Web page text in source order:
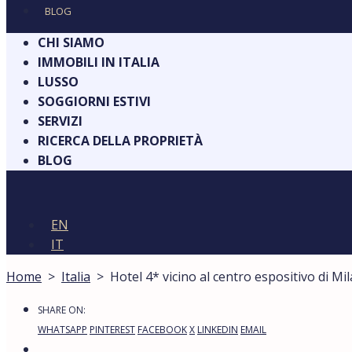
BLOG
CHI SIAMO
IMMOBILI IN ITALIA
LUSSO
SOGGIORNI ESTIVI
SERVIZI
RICERCA DELLA PROPRIETÀ
BLOG
EN
IT
Home > Italia > Hotel 4* vicino al centro espositivo di
SHARE ON:
WHATSAPP PINTEREST FACEBOOKX LINKEDIN EMAIL